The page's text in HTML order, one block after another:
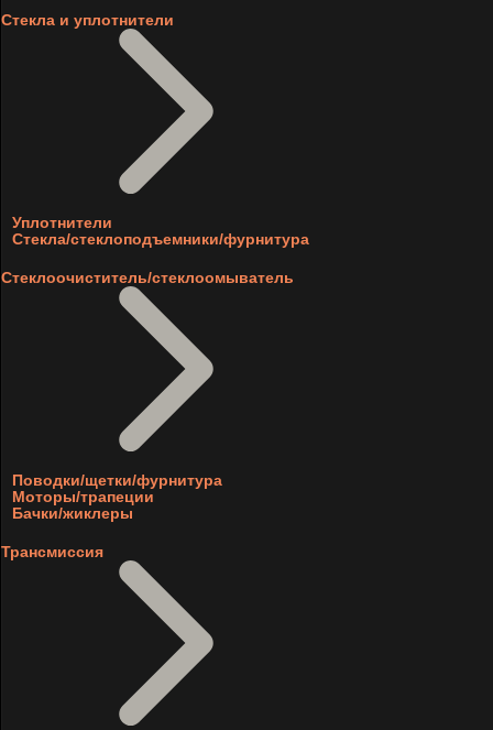
Стекла и уплотнители
Уплотнители
Стекла/стеклоподъемники/фурнитура
Стеклоочиститель/стеклоомыватель
Поводки/щетки/фурнитура
Моторы/трапеции
Бачки/жиклеры
Трансмиссия